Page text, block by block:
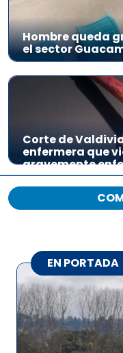
Hombre queda
el sector
Corte de
enfermera que
gravemente
EN PORTADA